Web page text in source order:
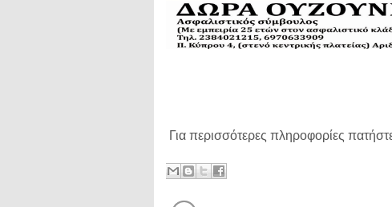
Για περισσότερες πληροφορίες